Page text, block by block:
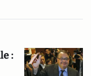
: